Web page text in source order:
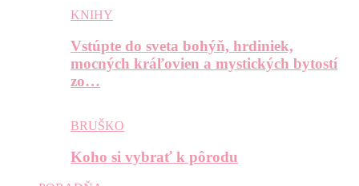
KNIHY
Vstúpte do sveta bohýň, hrdiniek,
mocných kráľovien a mystických bytostí
zo…
BRUŠKO
Koho si vybrať k pôrodu